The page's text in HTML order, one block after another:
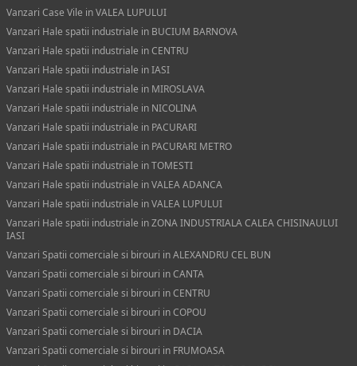
Vanzari Case Vile in VALEA LUPULUI
Vanzari Hale spatii industriale in BUCIUM BARNOVA
Vanzari Hale spatii industriale in CENTRU
Vanzari Hale spatii industriale in IASI
Vanzari Hale spatii industriale in MIROSLAVA
Vanzari Hale spatii industriale in NICOLINA
Vanzari Hale spatii industriale in PACURARI
Vanzari Hale spatii industriale in PACURARI METRO
Vanzari Hale spatii industriale in TOMESTI
Vanzari Hale spatii industriale in VALEA ADANCA
Vanzari Hale spatii industriale in VALEA LUPULUI
Vanzari Hale spatii industriale in ZONA INDUSTRIALA CALEA CHISINAULUI
IASI
Vanzari Spatii comerciale si birouri in ALEXANDRU CEL BUN
Vanzari Spatii comerciale si birouri in CANTA
Vanzari Spatii comerciale si birouri in CENTRU
Vanzari Spatii comerciale si birouri in COPOU
Vanzari Spatii comerciale si birouri in DACIA
Vanzari Spatii comerciale si birouri in FRUMOASA